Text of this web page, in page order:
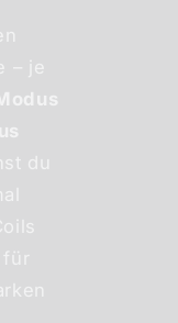
– je
du
für